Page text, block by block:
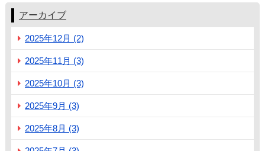
アーカイブ
2025年12月 (2)
2025年11月 (3)
2025年10月 (3)
2025年9月 (3)
2025年8月 (3)